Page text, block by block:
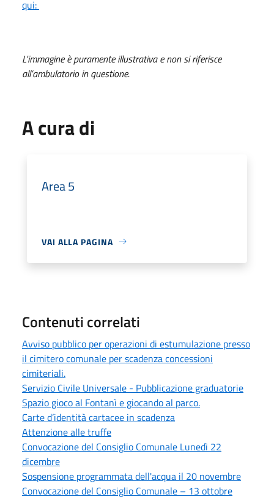
qui:
L'immagine è puramente illustrativa e non si riferisce
all’ambulatorio in questione.
A cura di
Area 5
VAI ALLA PAGINA
Contenuti correlati
Avviso pubblico per operazioni di estumulazione presso
il cimitero comunale per scadenza concessioni
cimiteriali.
Servizio Civile Universale - Pubblicazione graduatorie
Spazio gioco al Fontanì e giocando al parco.
Carte d’identità cartacee in scadenza
Attenzione alle truffe
Convocazione del Consiglio Comunale Lunedì 22
dicembre
Sospensione programmata dell'acqua il 20 novembre
Convocazione del Consiglio Comunale – 13 ottobre